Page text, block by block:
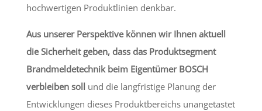
hochwertigen Produktlinien denkbar.
Aus unserer Perspektive können wir Ihnen aktuell
die Sicherheit geben, dass das Produktsegment
Brandmeldetechnik beim Eigentümer BOSCH
verbleiben soll und die langfristige Planung der
Entwicklungen dieses Produktbereichs unangetastet